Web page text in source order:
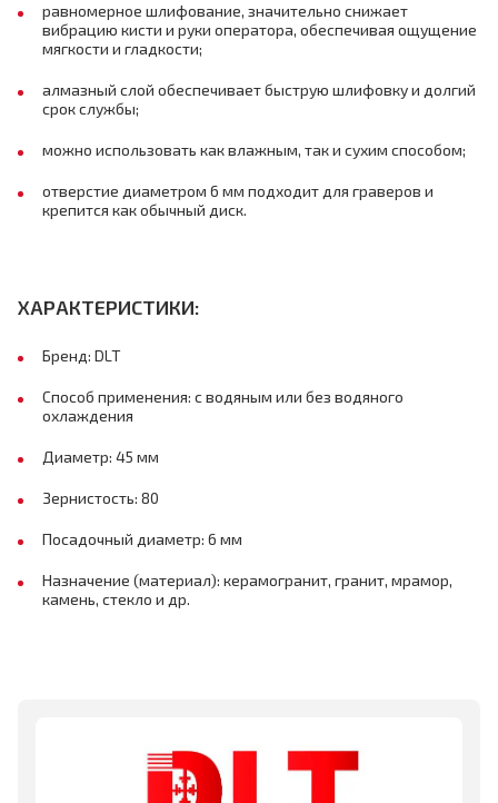
равномерное шлифование, значительно снижает
вибрацию кисти и руки оператора, обеспечивая ощущение
мягкости и гладкости;
алмазный слой обеспечивает быструю шлифовку и долгий
срок службы;
можно использовать как влажным, так и сухим способом;
отверстие диаметром 6 мм подходит для граверов и
крепится как обычный диск.
ХАРАКТЕРИСТИКИ:
Бренд: DLT
Способ применения: с водяным или без водяного
охлаждения
Диаметр: 45 мм
Зернистость: 80
Посадочный диаметр: 6 мм
Назначение (материал): керамогранит, гранит, мрамор,
камень, стекло и др.